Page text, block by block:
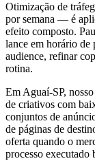
Otimização de
por semana — é
efeito composto.
lance em horário de
audience, refinar
rotina.
Em Aguaí-SP,
de criativos com
conjuntos de
de páginas de
oferta quando o
processo executado